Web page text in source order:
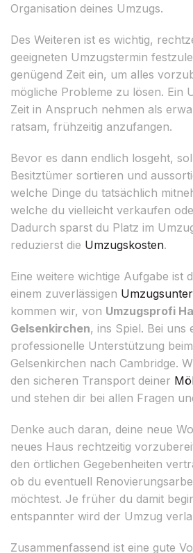
Organisation deines Umzugs.
Des Weiteren ist es wichtig,
geeigneten Umzugstermin
genügend Zeit ein, um alles
mögliche Probleme zu lösen. Ein
Zeit in Anspruch nehmen als
ratsam, frühzeitig anzufangen.
Bevor es dann endlich losgeht,
Besitztümer sortieren und
welche Dinge du tatsächlich
welche du vielleicht verkaufen
Dadurch sparst du Platz im
reduzierst die Umzugskosten.
Eine weitere wichtige Aufgabe ist
einem zuverlässigen
kommen wir, von Umzugsprofi
Gelsenkirchen, ins Spiel. Bei uns
professionelle Unterstützung
Gelsenkirchen nach Cambridge.
den sicheren Transport deiner
und stehen dir bei allen Fragen
Denke auch daran, deine neue
neues Haus rechtzeitig
den örtlichen Gegebenheiten
ob du eventuell
möchtest. Je früher du damit
entspannter wird der Umzug
Zusammenfassend ist eine gute